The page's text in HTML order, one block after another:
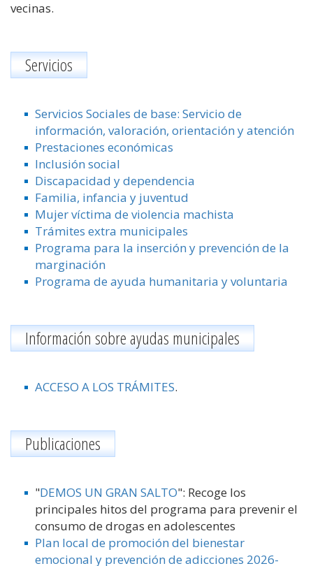
vecinas.
Servicios
Servicios Sociales de base: Servicio de
información, valoración, orientación y atención
Prestaciones económicas
Inclusión social
Discapacidad y dependencia
Familia, infancia y juventud
Mujer víctima de violencia machista
Trámites extra municipales
Programa para la inserción y prevención de la
marginación
Programa de ayuda humanitaria y voluntaria
Información sobre ayudas municipales
ACCESO A LOS TRÁMITES.
Publicaciones
"DEMOS UN GRAN SALTO": Recoge los
principales hitos del programa para prevenir el
consumo de drogas en adolescentes
Plan local de promoción del bienestar
emocional y prevención de adicciones 2026-